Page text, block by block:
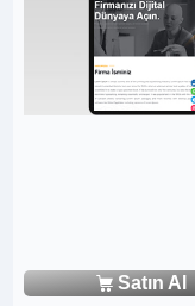
Satın Al